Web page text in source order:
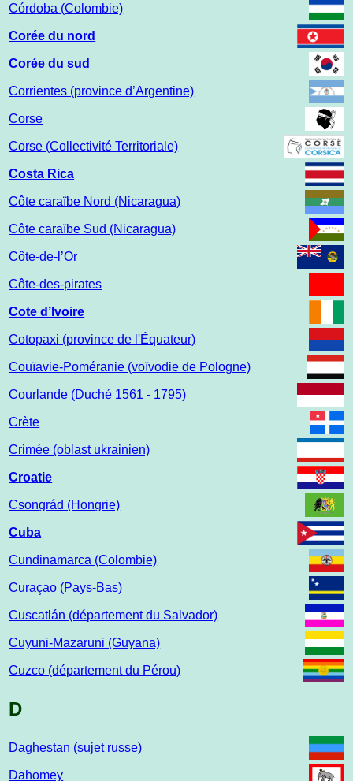
Córdoba (Colombie)
Corée du nord
Corée du sud
Corrientes (province d’Argentine)
Corse
Corse (Collectivité Territoriale)
Costa Rica
Côte caraïbe Nord (Nicaragua)
Côte caraïbe Sud (Nicaragua)
Côte-de-l’Or
Côte-des-pirates
Cote d’Ivoire
Cotopaxi (province de l'Équateur)
Couïavie-Poméranie (voïvodie de Pologne)
Courlande (Duché 1561 - 1795)
Crète
Crimée (oblast ukrainien)
Croatie
Csongrád (Hongrie)
Cuba
Cundinamarca (Colombie)
Curaçao (Pays-Bas)
Cuscatlán (département du Salvador)
Cuyuni-Mazaruni (Guyana)
Cuzco (département du Pérou)
D
Daghestan (sujet russe)
Dahomey